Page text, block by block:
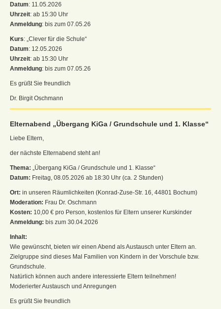
Datum: 11.05.2026
Uhrzeit: ab 15:30 Uhr
Anmeldung: bis zum 07.05.26
Kurs: „Clever für die Schule“
Datum: 12.05.2026
Uhrzeit: ab 15:30 Uhr
Anmeldung: bis zum 07.05.26
Es grüßt Sie freundlich
Dr. Birgit Oschmann
Elternabend „Übergang KiGa / Grundschule und 1. Klasse“
Liebe Eltern,
der nächste Elternabend steht an!
Thema: „Übergang KiGa / Grundschule und 1. Klasse“
Datum: Freitag, 08.05.2026 ab 18:30 Uhr (ca. 2 Stunden)
Ort: in unseren Räumlichkeiten (Konrad-Zuse-Str. 16, 44801 Bochum)
Moderation: Frau Dr. Oschmann
Kosten: 10,00 € pro Person, kostenlos für Eltern unserer Kurskinder
Anmeldung: bis zum 30.04.2026
Inhalt:
Wie gewünscht, bieten wir einen Abend als Austausch unter Eltern an.
Zielgruppe sind dieses Mal Familien von Kindern in der Vorschule bzw.
Grundschule.
Natürlich können auch andere interessierte Eltern teilnehmen!
Moderierter Austausch und Anregungen
Es grüßt Sie freundlich